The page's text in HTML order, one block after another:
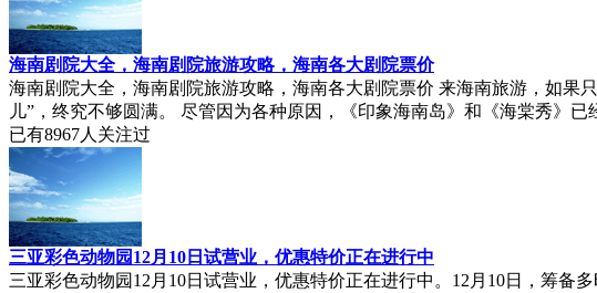
海南剧院大全，海南剧院旅游攻略，海南各大剧院票价
海南剧院大全，海南剧院旅游攻略，海南各大剧院票价 来海南旅游，如果
儿”，终究不够圆满。 尽管因为各种原因，《印象海南岛》和《海棠秀》已
已有8967人关注过
三亚彩色动物园12月10日试营业，优惠特价正在进行中
三亚彩色动物园12月10日试营业，优惠特价正在进行中。12月10日，筹